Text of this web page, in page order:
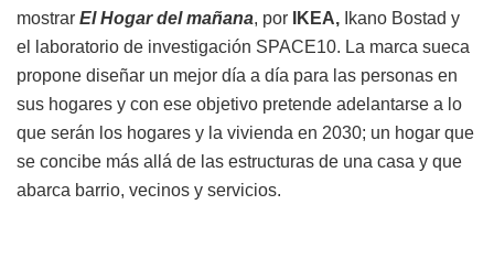
mostrar El Hogar del mañana, por IKEA, Ikano Bostad y
el laboratorio de investigación SPACE10. La marca sueca
propone diseñar un mejor día a día para las personas en
sus hogares y con ese objetivo pretende adelantarse a lo
que serán los hogares y la vivienda en 2030; un hogar que
se concibe más allá de las estructuras de una casa y que
abarca barrio, vecinos y servicios.